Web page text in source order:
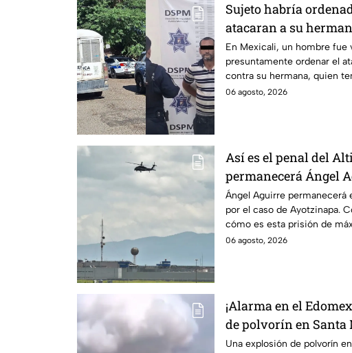
Sujeto habría
atacaran a su
discapacidad en
En Mexicali, un hombre fue
presuntamente ordenar el
contra su hermana, quien
auditiva.
06 agosto, 2026
Así es el penal del
permanecerá Ángel
Ayotzinapa
Ángel Aguirre permanecerá
por el caso de Ayotzinapa.
cómo es esta prisión de
historia.
06 agosto, 2026
¡Alarma en el
de polvorín en Santa
Zinacantepec;
Una explosión de polvorín